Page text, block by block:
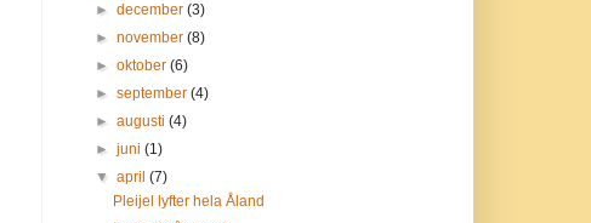
► december (3)
► november (8)
► oktober (6)
► september (4)
► augusti (4)
► juni (1)
▼ april (7)
Pleijel lyfter hela Åland